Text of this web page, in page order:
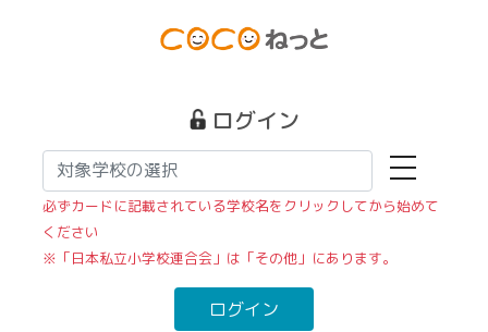
ログイン
toggle
必ずカードに記載されている学校名をクリックしてから始めて
ください
※「日本私立小学校連合会」は「その他」にあります。
ログイン